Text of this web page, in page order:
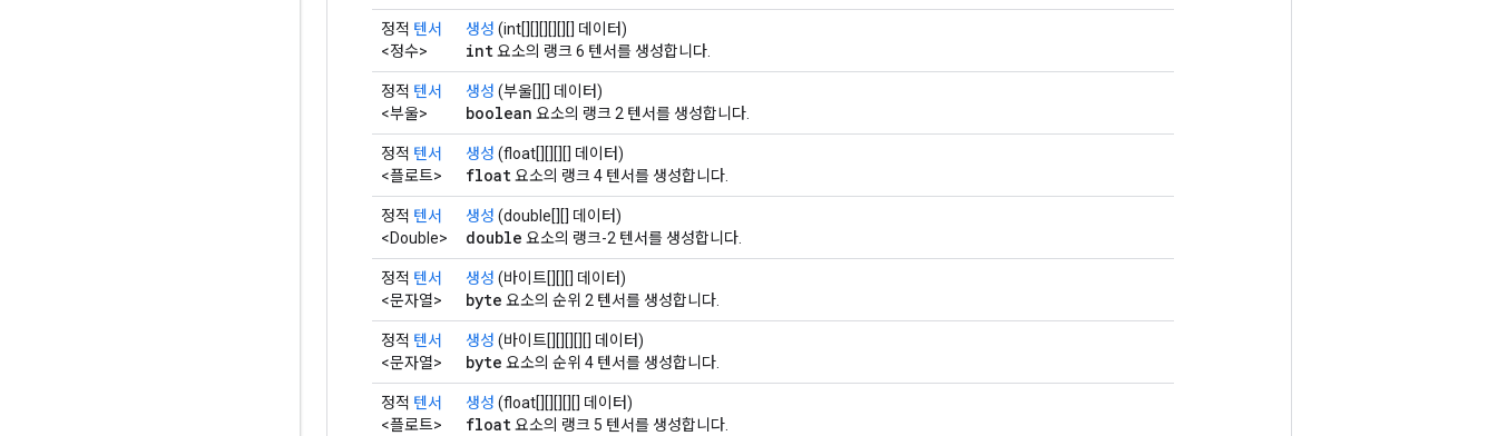
정적 텐서
<정수>
생성 (int[][][][][][] 데이터)
int요소의 랭크 6 텐서를 생성합니다.
정적 텐서
<부울>
생성 (부울[][] 데이터)
boolean 요소의 랭크 2 텐서를 생성합니다.
정적 텐서
<플로트>
생성 (float[][][][] 데이터)
float요소의 랭크 4 텐서를 생성합니다.
정적 텐서
<Double>
생성 (double[][] 데이터)
double 요소의 랭크-2 텐서를 생성합니다.
정적 텐서
<문자열>
생성 (바이트[][][] 데이터)
byte 요소의 순위 2 텐서를 생성합니다.
정적 텐서
<문자열>
생성 (바이트[][][][][] 데이터)
byte 요소의 순위 4 텐서를 생성합니다.
정적 텐서
<플로트>
생성 (float[][][][][] 데이터)
float요소의 랭크 5 텐서를 생성합니다.